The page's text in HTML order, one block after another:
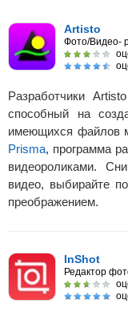
Artisto
Фото/Видео-
Разработчики
способный на
имеющихся файлов
Prisma, программа
видеороликами.
видео, выбирайте
преображением.
InShot
Редактор